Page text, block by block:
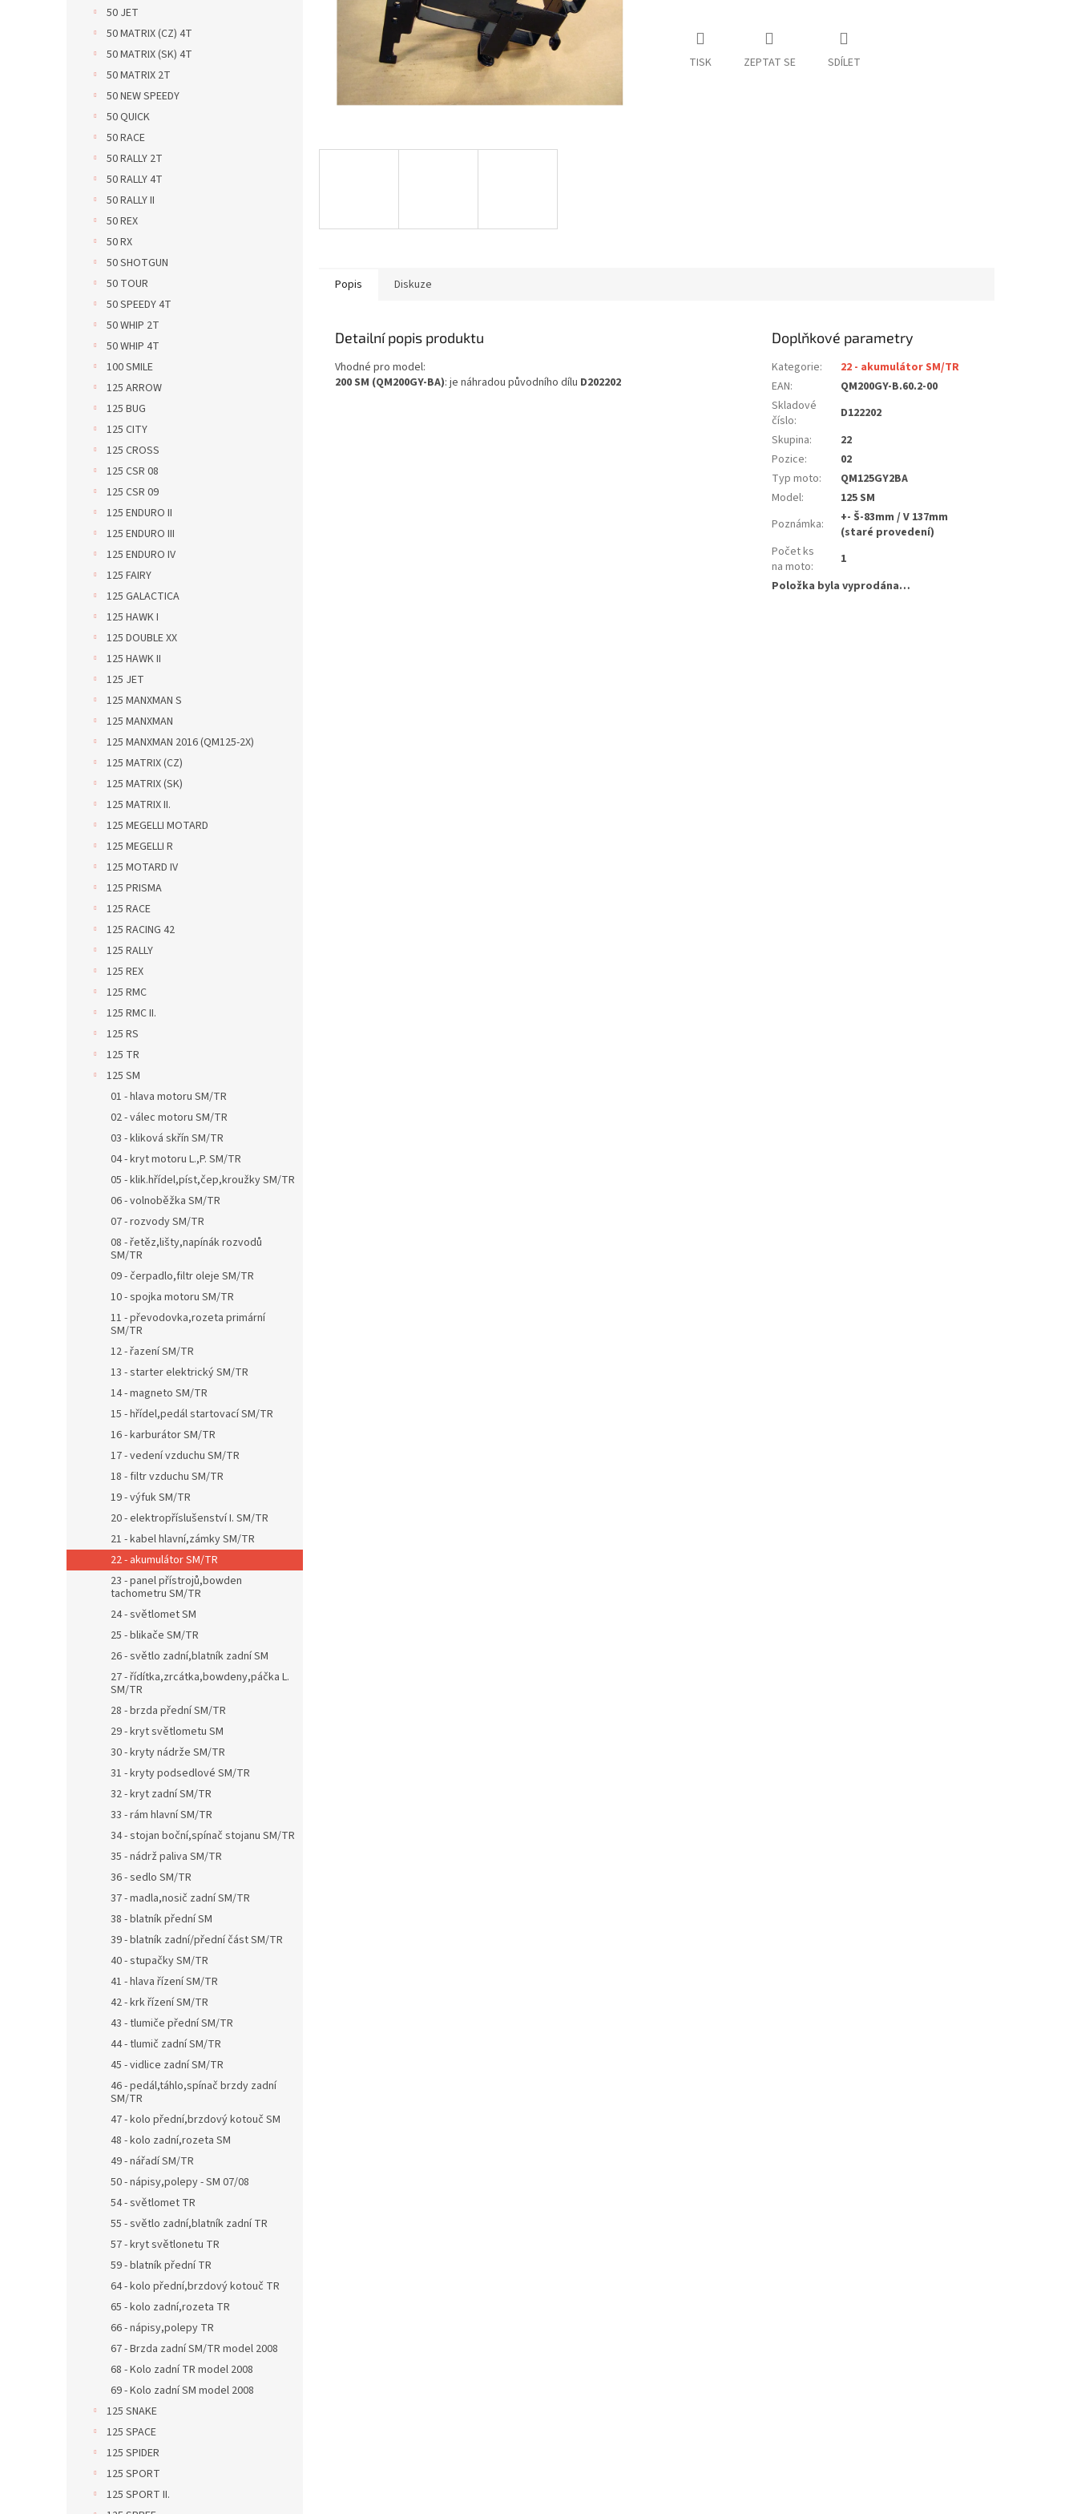
50 JET
50 MATRIX (CZ) 4T
50 MATRIX (SK) 4T
50 MATRIX 2T
50 NEW SPEEDY
50 QUICK
50 RACE
50 RALLY 2T
50 RALLY 4T
50 RALLY II
50 REX
50 RX
50 SHOTGUN
50 TOUR
50 SPEEDY 4T
50 WHIP 2T
50 WHIP 4T
100 SMILE
125 ARROW
125 BUG
125 CITY
125 CROSS
125 CSR 08
125 CSR 09
125 ENDURO II
125 ENDURO III
125 ENDURO IV
125 FAIRY
125 GALACTICA
125 HAWK I
125 DOUBLE XX
125 HAWK II
125 JET
125 MANXMAN S
125 MANXMAN
125 MANXMAN 2016 (QM125-2X)
125 MATRIX (CZ)
125 MATRIX (SK)
125 MATRIX II.
125 MEGELLI MOTARD
125 MEGELLI R
125 MOTARD IV
125 PRISMA
125 RACE
125 RACING 42
125 RALLY
125 REX
125 RMC
125 RMC II.
125 RS
125 TR
125 SM
01 - hlava motoru SM/TR
02 - válec motoru SM/TR
03 - kliková skřín SM/TR
04 - kryt motoru L.,P. SM/TR
05 - klik.hřídel,píst,čep,kroužky SM/TR
06 - volnoběžka SM/TR
07 - rozvody SM/TR
08 - řetěz,lišty,napínák rozvodů
SM/TR
09 - čerpadlo,filtr oleje SM/TR
10 - spojka motoru SM/TR
11 - převodovka,rozeta primární
SM/TR
12 - řazení SM/TR
13 - starter elektrický SM/TR
14 - magneto SM/TR
15 - hřídel,pedál startovací SM/TR
16 - karburátor SM/TR
17 - vedení vzduchu SM/TR
18 - filtr vzduchu SM/TR
19 - výfuk SM/TR
20 - elektropříslušenství I. SM/TR
21 - kabel hlavní,zámky SM/TR
22 - akumulátor SM/TR
23 - panel přístrojů,bowden
tachometru SM/TR
24 - světlomet SM
25 - blikače SM/TR
26 - světlo zadní,blatník zadní SM
27 - řídítka,zrcátka,bowdeny,páčka L.
SM/TR
28 - brzda přední SM/TR
29 - kryt světlometu SM
30 - kryty nádrže SM/TR
31 - kryty podsedlové SM/TR
32 - kryt zadní SM/TR
33 - rám hlavní SM/TR
34 - stojan boční,spínač stojanu SM/TR
35 - nádrž paliva SM/TR
36 - sedlo SM/TR
37 - madla,nosič zadní SM/TR
38 - blatník přední SM
39 - blatník zadní/přední část SM/TR
40 - stupačky SM/TR
41 - hlava řízení SM/TR
42 - krk řízení SM/TR
43 - tlumiče přední SM/TR
44 - tlumič zadní SM/TR
45 - vidlice zadní SM/TR
46 - pedál,táhlo,spínač brzdy zadní
SM/TR
47 - kolo přední,brzdový kotouč SM
48 - kolo zadní,rozeta SM
49 - nářadí SM/TR
50 - nápisy,polepy - SM 07/08
54 - světlomet TR
55 - světlo zadní,blatník zadní TR
57 - kryt světlonetu TR
59 - blatník přední TR
64 - kolo přední,brzdový kotouč TR
65 - kolo zadní,rozeta TR
66 - nápisy,polepy TR
67 - Brzda zadní SM/TR model 2008
68 - Kolo zadní TR model 2008
69 - Kolo zadní SM model 2008
125 SNAKE
125 SPACE
125 SPIDER
125 SPORT
125 SPORT II.
TISK ZEPTAT SE SDÍLET
Popis Diskuze
Detailní popis produktu
Vhodné pro model:
200 SM (QM200GY-BA): je náhradou původního dílu D202202
Doplňkové parametry
Kategorie:
22 - akumulátor SM/TR
EAN:
QM200GY-B.60.2-00
Skladové
číslo:
D122202
Skupina:
22
Pozice:
02
Typ moto:
QM125GY2BA
Model:
125 SM
Poznámka:
+- Š-83mm / V 137mm
(staré provedení)
Počet ks
na moto:
1
Položka byla vyprodána…